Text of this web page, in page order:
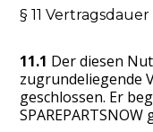
§ 11 Vertragsdauer
11.1 Der diesen
zugrundeliegende
geschlossen. Er
SPAREPARTSNOW